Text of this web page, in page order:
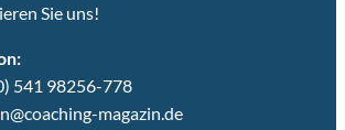
Sie uns!
541 98256-778
magazin.de